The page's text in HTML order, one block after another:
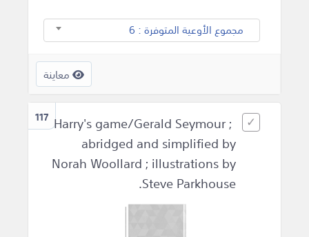
مجموع الأوعية المتوفرة : 6
معاينة
117 Harry's game/Gerald Seymour ;
abridged and simplified by
Norah Woollard ; illustrations by
Steve Parkhouse.